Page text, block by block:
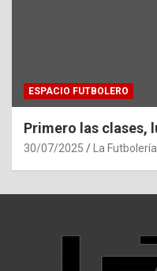
ESPACIO FUTBOLERO
Primero las clases,
30/07/2025 La